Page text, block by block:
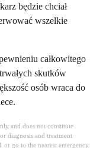
będzie chciał
wszelkie
całkowitego
skutków
osób wraca do
and does not constitute
diagnosis and treatment
go to the nearest emergency